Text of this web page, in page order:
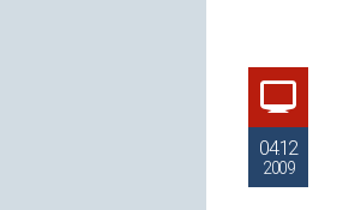
04.12
2009